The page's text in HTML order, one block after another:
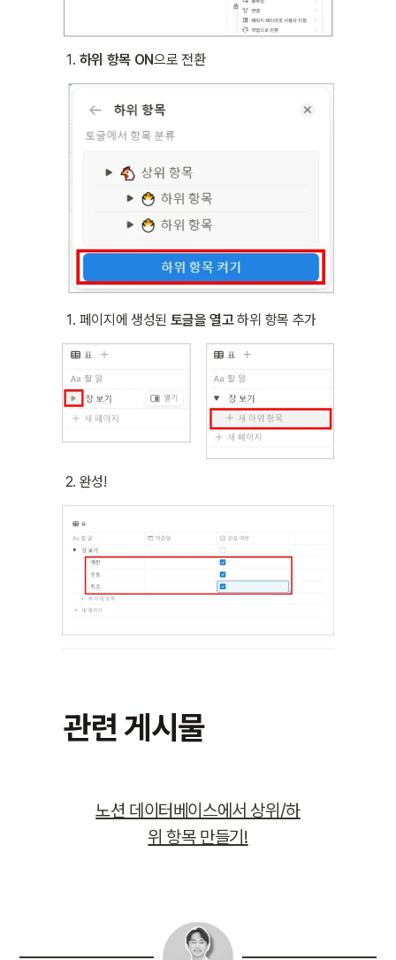
하위 항목 ON으로 전환
페이지에 생성된 토글을 열고 하위 항목 추가
완성!
관련 게시물
노션 데이터베이스에서 상위/하
위 항목 만들기!